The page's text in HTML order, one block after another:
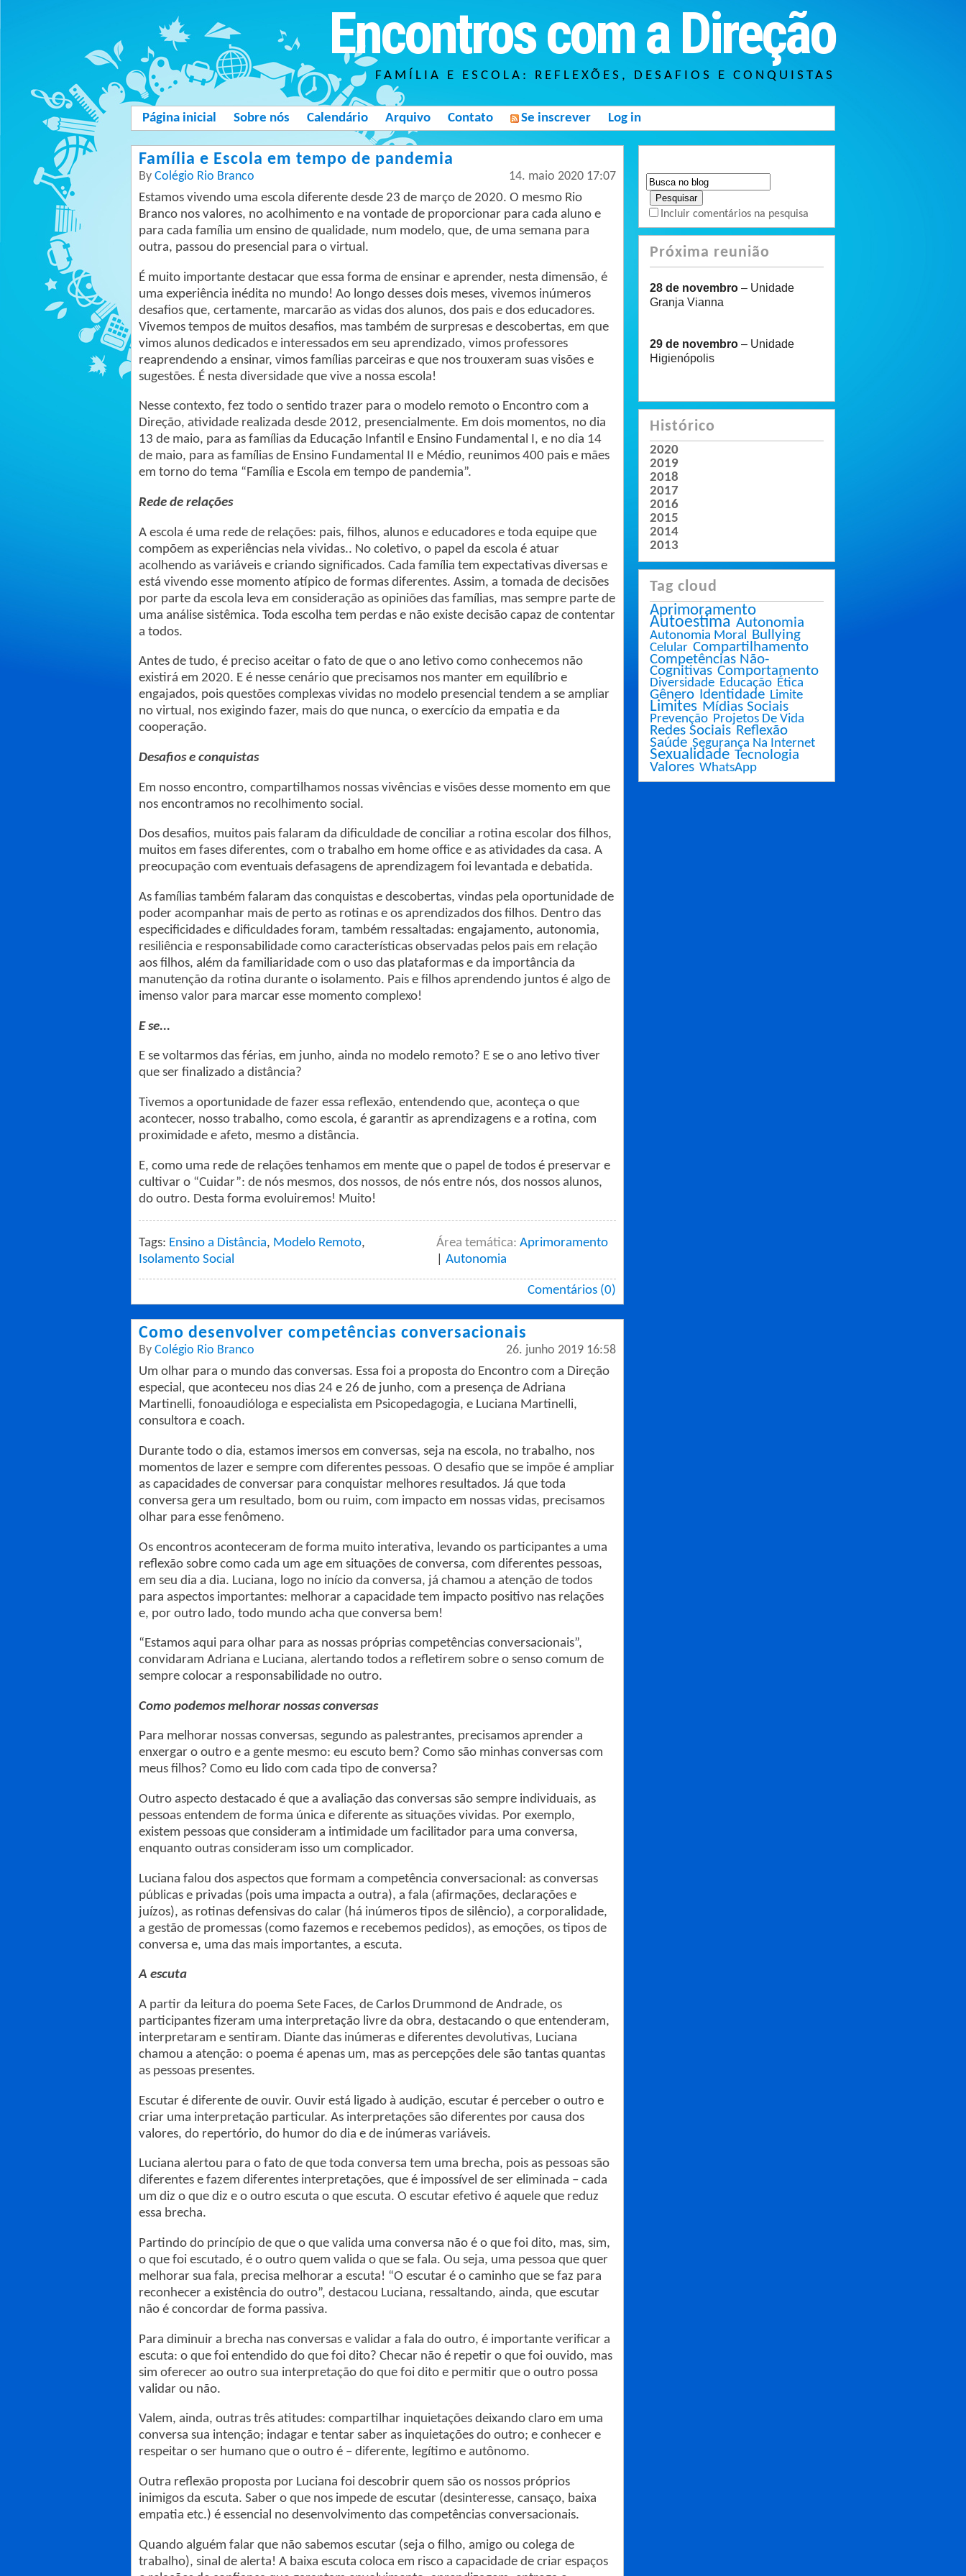
Encontros com a Direção
FAMÍLIA E ESCOLA: REFLEXÕES, DESAFIOS E CONQUISTAS
Página inicial Sobre nós Calendário Arquivo Contato Se inscrever Log in
Família e Escola em tempo de pandemia
By Colégio Rio Branco 14. maio 2020 17:07
Estamos vivendo uma escola diferente desde 23 de março de 2020. O mesmo Rio
Branco nos valores, no acolhimento e na vontade de proporcionar para cada aluno e
para cada família um ensino de qualidade, num modelo, que, de uma semana para
outra, passou do presencial para o virtual.
É muito importante destacar que essa forma de ensinar e aprender, nesta dimensão, é
uma experiência inédita no mundo! Ao longo desses dois meses, vivemos inúmeros
desafios que, certamente, marcarão as vidas dos alunos, dos pais e dos educadores.
Vivemos tempos de muitos desafios, mas também de surpresas e descobertas, em que
vimos alunos dedicados e interessados em seu aprendizado, vimos professores
reaprendendo a ensinar, vimos famílias parceiras e que nos trouxeram suas visões e
sugestões. É nesta diversidade que vive a nossa escola!
Nesse contexto, fez todo o sentido trazer para o modelo remoto o Encontro com a
Direção, atividade realizada desde 2012, presencialmente. Em dois momentos, no dia
13 de maio, para as famílias da Educação Infantil e Ensino Fundamental I, e no dia 14
de maio, para as famílias de Ensino Fundamental II e Médio, reunimos 400 pais e mães
em torno do tema “Família e Escola em tempo de pandemia”.
Rede de relações
A escola é uma rede de relações: pais, filhos, alunos e educadores e toda equipe que
compõem as experiências nela vividas.. No coletivo, o papel da escola é atuar
acolhendo as variáveis e criando significados. Cada família tem expectativas diversas e
está vivendo esse momento atípico de formas diferentes. Assim, a tomada de decisões
por parte da escola leva em consideração as opiniões das famílias, mas sempre parte de
uma análise sistêmica. Toda escolha tem perdas e não existe decisão capaz de contentar
a todos.
Antes de tudo, é preciso aceitar o fato de que o ano letivo como conhecemos não
existirá em 2020. E é nesse cenário que precisamos nos manter em equilíbrio e
engajados, pois questões complexas vividas no modelo presencial tendem a se ampliar
no virtual, nos exigindo fazer, mais do que nunca, o exercício da empatia e da
cooperação.
Desafios e conquistas
Em nosso encontro, compartilhamos nossas vivências e visões desse momento em que
nos encontramos no recolhimento social.
Dos desafios, muitos pais falaram da dificuldade de conciliar a rotina escolar dos filhos,
muitos em fases diferentes, com o trabalho em home office e as atividades da casa. A
preocupação com eventuais defasagens de aprendizagem foi levantada e debatida.
As famílias também falaram das conquistas e descobertas, vindas pela oportunidade de
poder acompanhar mais de perto as rotinas e os aprendizados dos filhos. Dentro das
especificidades e dificuldades foram, também ressaltadas: engajamento, autonomia,
resiliência e responsabilidade como características observadas pelos pais em relação
aos filhos, além da familiaridade com o uso das plataformas e da importância da
manutenção da rotina durante o isolamento. Pais e filhos aprendendo juntos é algo de
imenso valor para marcar esse momento complexo!
E se...
E se voltarmos das férias, em junho, ainda no modelo remoto? E se o ano letivo tiver
que ser finalizado a distância?
Tivemos a oportunidade de fazer essa reflexão, entendendo que, aconteça o que
acontecer, nosso trabalho, como escola, é garantir as aprendizagens e a rotina, com
proximidade e afeto, mesmo a distância.
E, como uma rede de relações tenhamos em mente que o papel de todos é preservar e
cultivar o “Cuidar”: de nós mesmos, dos nossos, de nós entre nós, dos nossos alunos,
do outro. Desta forma evoluiremos! Muito!
Área temática: Aprimoramento
Autonomia
Tags: Ensino a Distância, Modelo Remoto,
Isolamento Social
Comentários (0)
Como desenvolver competências conversacionais
By Colégio Rio Branco 26. junho 2019 16:58
Um olhar para o mundo das conversas. Essa foi a proposta do Encontro com a Direção
especial, que aconteceu nos dias 24 e 26 de junho, com a presença de Adriana
Martinelli, fonoaudióloga e especialista em Psicopedagogia, e Luciana Martinelli,
consultora e coach.
Durante todo o dia, estamos imersos em conversas, seja na escola, no trabalho, nos
momentos de lazer e sempre com diferentes pessoas. O desafio que se impõe é ampliar
as capacidades de conversar para conquistar melhores resultados. Já que toda
conversa gera um resultado, bom ou ruim, com impacto em nossas vidas, precisamos
olhar para esse fenômeno.
Os encontros aconteceram de forma muito interativa, levando os participantes a uma
reflexão sobre como cada um age em situações de conversa, com diferentes pessoas,
em seu dia a dia. Luciana, logo no início da conversa, já chamou a atenção de todos
para aspectos importantes: melhorar a capacidade tem impacto positivo nas relações
e, por outro lado, todo mundo acha que conversa bem!
“Estamos aqui para olhar para as nossas próprias competências conversacionais”,
convidaram Adriana e Luciana, alertando todos a refletirem sobre o senso comum de
sempre colocar a responsabilidade no outro.
Como podemos melhorar nossas conversas
Para melhorar nossas conversas, segundo as palestrantes, precisamos aprender a
enxergar o outro e a gente mesmo: eu escuto bem? Como são minhas conversas com
meus filhos? Como eu lido com cada tipo de conversa?
Outro aspecto destacado é que a avaliação das conversas são sempre individuais, as
pessoas entendem de forma única e diferente as situações vividas. Por exemplo,
existem pessoas que consideram a intimidade um facilitador para uma conversa,
enquanto outras consideram isso um complicador.
Luciana falou dos aspectos que formam a competência conversacional: as conversas
públicas e privadas (pois uma impacta a outra), a fala (afirmações, declarações e
juízos), as rotinas defensivas do calar (há inúmeros tipos de silêncio), a corporalidade,
a gestão de promessas (como fazemos e recebemos pedidos), as emoções, os tipos de
conversa e, uma das mais importantes, a escuta.
A escuta
A partir da leitura do poema Sete Faces, de Carlos Drummond de Andrade, os
participantes fizeram uma interpretação livre da obra, destacando o que entenderam,
interpretaram e sentiram. Diante das inúmeras e diferentes devolutivas, Luciana
chamou a atenção: o poema é apenas um, mas as percepções dele são tantas quantas
as pessoas presentes.
Escutar é diferente de ouvir. Ouvir está ligado à audição, escutar é perceber o outro e
criar uma interpretação particular. As interpretações são diferentes por causa dos
valores, do repertório, do humor do dia e de inúmeras variáveis.
Luciana alertou para o fato de que toda conversa tem uma brecha, pois as pessoas são
diferentes e fazem diferentes interpretações, que é impossível de ser eliminada – cada
um diz o que diz e o outro escuta o que escuta. O escutar efetivo é aquele que reduz
essa brecha.
Partindo do princípio de que o que valida uma conversa não é o que foi dito, mas, sim,
o que foi escutado, é o outro quem valida o que se fala. Ou seja, uma pessoa que quer
melhorar sua fala, precisa melhorar a escuta! “O escutar é o caminho que se faz para
reconhecer a existência do outro”, destacou Luciana, ressaltando, ainda, que escutar
não é concordar de forma passiva.
Para diminuir a brecha nas conversas e validar a fala do outro, é importante verificar a
escuta: o que foi entendido do que foi dito? Checar não é repetir o que foi ouvido, mas
sim oferecer ao outro sua interpretação do que foi dito e permitir que o outro possa
validar ou não.
Valem, ainda, outras três atitudes: compartilhar inquietações deixando claro em uma
conversa sua intenção; indagar e tentar saber as inquietações do outro; e conhecer e
respeitar o ser humano que o outro é – diferente, legítimo e autônomo.
Outra reflexão proposta por Luciana foi descobrir quem são os nossos próprios
inimigos da escuta. Saber o que nos impede de escutar (desinteresse, cansaço, baixa
empatia etc.) é essencial no desenvolvimento das competências conversacionais.
Quando alguém falar que não sabemos escutar (seja o filho, amigo ou colega de
trabalho), sinal de alerta! A baixa escuta coloca em risco a capacidade de criar espaços
Incluir comentários na pesquisa
Próxima reunião
28 de novembro– Unidade
Granja Vianna
29 de novembro – Unidade
Higienópolis
Histórico
2020
2019
2018
2017
2016
2015
2014
2013
Tag cloud
Aprimoramento
Autoestima Autonomia
Autonomia Moral Bullying
Celular Compartilhamento
Competências Não-
Cognitivas Comportamento
Diversidade Educação Ética
Gênero Identidade Limite
Limites Mídias Sociais
Prevenção Projetos De Vida
Redes Sociais Reflexão
Saúde Segurança Na Internet
Sexualidade Tecnologia
Valores WhatsApp